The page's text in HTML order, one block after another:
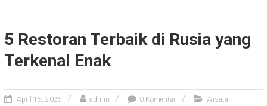
5 Restoran Terbaik di Rusia yang
Terkenal Enak
April 15, 2025 admin 0 Komentar Wisata